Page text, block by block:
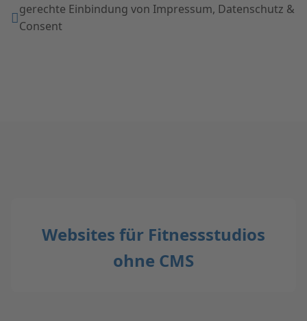
gerechte Einbindung von Impressum, Datenschutz &
Consent
Websites für Fitnessstudios
ohne CMS